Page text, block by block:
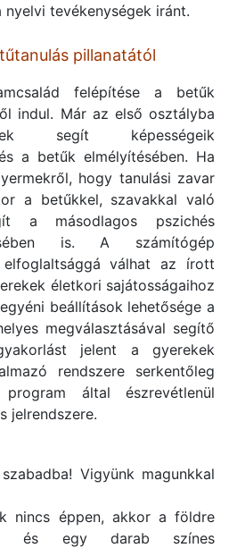
tevékenységek iránt.
pillanatától
felépítése a betűk
indul. Már az első osztályba
segít képességeik
a betűk elmélyítésében. Ha
hogy tanulási zavar
a betűkkel, szavakkal való
a másodlagos pszichés
is. A számítógép
válhat az írott
életkori sajátosságaihoz
beállítások lehetősége a
megválasztásával segítő
jelent a gyerekek
rendszere serkentőleg
által észrevétlenül
jelrendszere.
Vigyünk magunkkal
nincs éppen, akkor a földre
és egy darab színes